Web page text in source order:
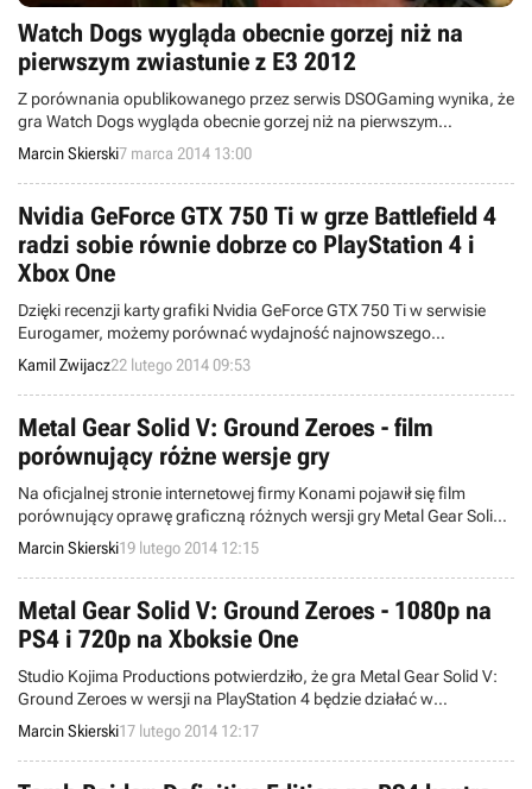
Watch Dogs wygląda obecnie gorzej niż na
pierwszym zwiastunie z E3 2012
Z porównania opublikowanego przez serwis DSOGaming wynika, że
gra Watch Dogs wygląda obecnie gorzej niż na pierwszym
zwiastunie z targów E3 2012. Wszystko wskazuje na to, że studio
Ubisoft Montreal w trakcie procesu dewelopingu zostało zmuszone
do dokonania kilku cięć w oprawie graficznej.
Marcin Skierski7 marca 2014 13:00
Nvidia GeForce GTX 750 Ti w grze Battlefield 4
radzi sobie równie dobrze co PlayStation 4 i
Xbox One
Dzięki recenzji karty grafiki Nvidia GeForce GTX 750 Ti w serwisie
Eurogamer, możemy porównać wydajność najnowszego
komputerowego układu ze średniej półki z konsolami PlayStation 4 i
Xbox One. W grze Battlefield 4, dzięki podzespołowi wartemu niecałe
600 zł, uzyskano praktycznie taki sam efekt jak na najnowszym
urządzeniu firmy Sony.
Kamil Zwijacz22 lutego 2014 09:53
Metal Gear Solid V: Ground Zeroes - film
porównujący różne wersje gry
Na oficjalnej stronie internetowej firmy Konami pojawił się film
porównujący oprawę graficzną różnych wersji gry Metal Gear Solid
V: Ground Zeroes. To najlepsza okazja, by sprawdzić poszczególne
edycje w ruchu.
Marcin Skierski19 lutego 2014 12:15
Metal Gear Solid V: Ground Zeroes - 1080p na
PS4 i 720p na Xboksie One
Studio Kojima Productions potwierdziło, że gra Metal Gear Solid V:
Ground Zeroes w wersji na PlayStation 4 będzie działać w
rozdzielczości 1080p, podczas gdy na Xboksie One ma to być tylko
720p. Obie edycje zaoferują płynność na poziomie 60 klatek na
sekundę. Inaczej będzie na PlayStation 3 oraz Xboksie 360 - tutaj
Marcin Skierski17 lutego 2014 12:17